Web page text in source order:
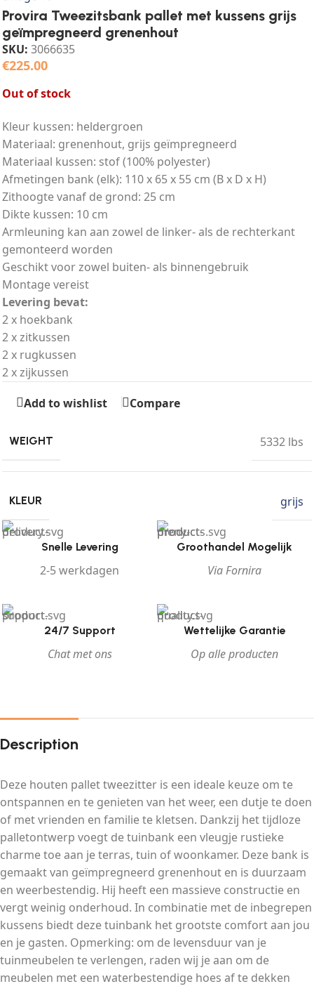
Provira Tweezitsbank pallet met kussens grijs
geïmpregneerd grenenhout
SKU: 3066635
€225.00
Out of stock
Kleur kussen: heldergroen
Materiaal: grenenhout, grijs geïmpregneerd
Materiaal kussen: stof (100% polyester)
Afmetingen bank (elk): 110 x 65 x 55 cm (B x D x H)
Zithoogte vanaf de grond: 25 cm
Dikte kussen: 10 cm
Armleuning kan aan zowel de linker- als de rechterkant
gemonteerd worden
Geschikt voor zowel buiten- als binnengebruik
Montage vereist
Levering bevat:
2 x hoekbank
2 x zitkussen
2 x rugkussen
2 x zijkussen
Add to wishlist
Compare
WEIGHT 5332 lbs
KLEUR grijs
Snelle Levering
2-5 werkdagen
Groothandel Mogelijk
Via Fornira
24/7 Support
Chat met ons
Wettelijke Garantie
Op alle producten
Description
Deze houten pallet tweezitter is een ideale keuze om te
ontspannen en te genieten van het weer, een dutje te doen
of met vrienden en familie te kletsen. Dankzij het tijdloze
palletontwerp voegt de tuinbank een vleugje rustieke
charme toe aan je terras, tuin of woonkamer. Deze bank is
gemaakt van geïmpregneerd grenenhout en is duurzaam
en weerbestendig. Hij heeft een massieve constructie en
vergt weinig onderhoud. In combinatie met de inbegrepen
kussens biedt deze tuinbank het grootste comfort aan jou
en je gasten. Opmerking: om de levensduur van je
tuinmeubelen te verlengen, raden wij je aan om de
meubelen met een waterbestendige hoes af te dekken